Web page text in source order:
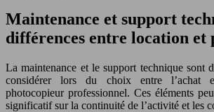
Maintenance et support
différences entre location et
La maintenance et le support technique sont
considérer lors du choix entre l’achat
photocopieur professionnel. Ces éléments
significatif sur la continuité de l’activité et les